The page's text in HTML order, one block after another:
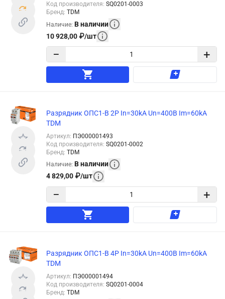
Код производителя: SQ0201-0003
Бренд: TDM
Наличие: В наличии
10 928,00 ₽/шт
− +
Разрядник ОПС1-B 2Р In=30kA Un=400B Im=60kA
TDM
Артикул: ПЭ000001493
Код производителя: SQ0201-0002
Бренд: TDM
Наличие: В наличии
4 829,00 ₽/шт
− +
Разрядник ОПС1-B 4Р In=30kA Un=400B Im=60kA
TDM
Артикул: ПЭ000001494
Код производителя: SQ0201-0004
Бренд: TDM